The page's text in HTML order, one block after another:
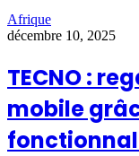
Afrique
décembre 10, 2025
TECNO :
mobile